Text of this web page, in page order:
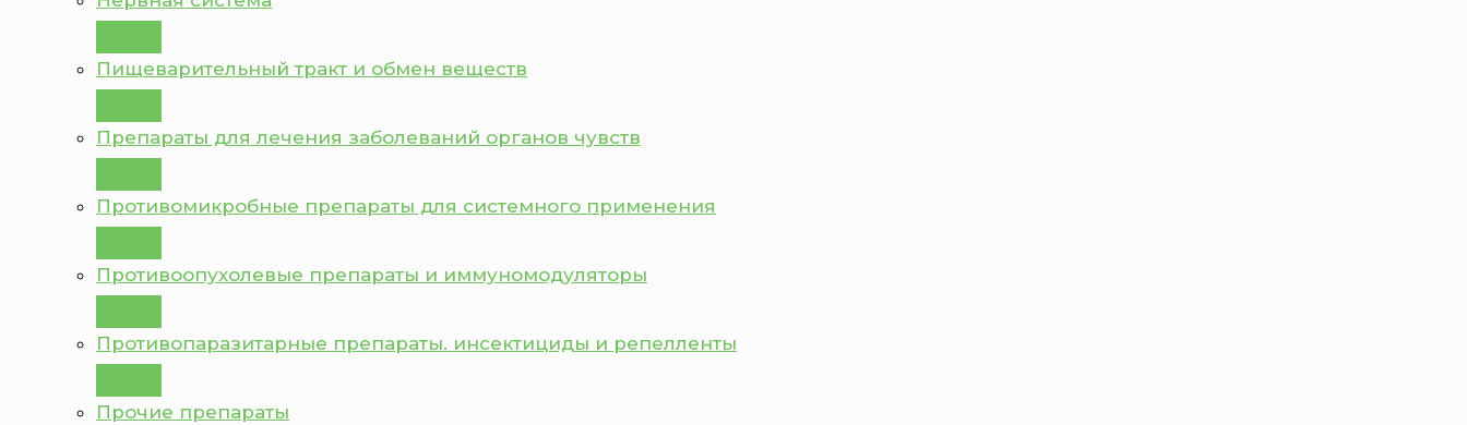
Пищеварительный тракт и обмен веществ
Препараты для лечения заболеваний органов чувств
Противомикробные препараты для системного применения
Противоопухолевые препараты и иммуномодуляторы
Противопаразитарные препараты. инсектициды и репелленты
Прочие препараты